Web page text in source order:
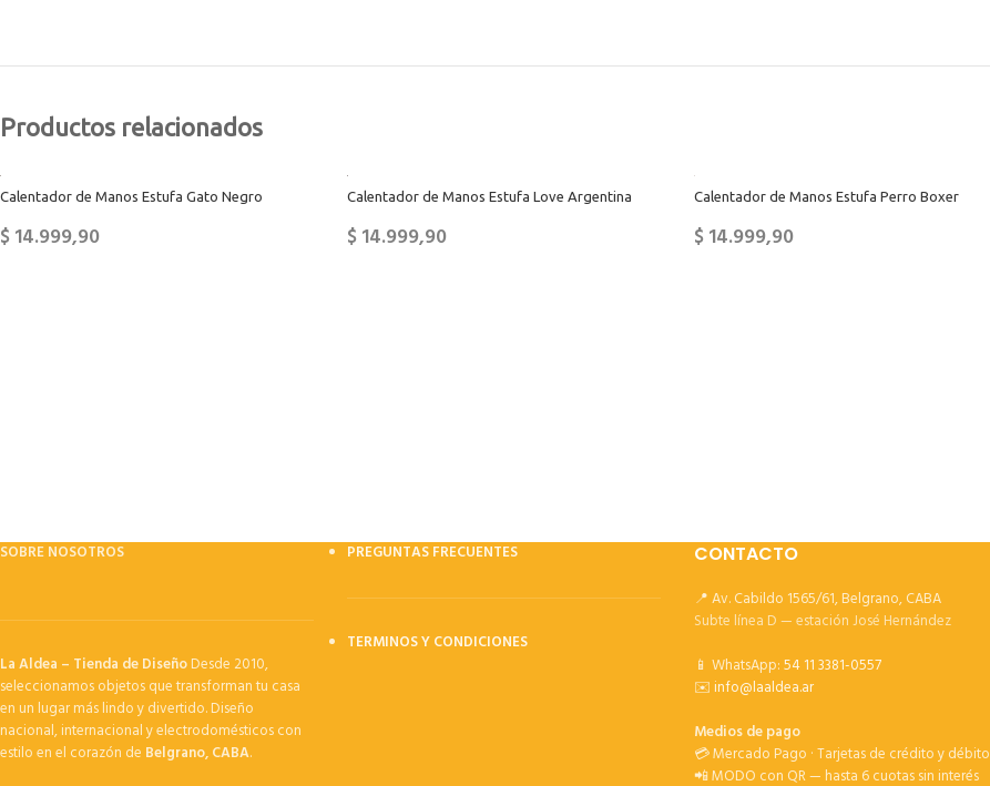
Productos relacionados
Calentador de Manos Estufa Gato Negro
$14.999,90
Calentador de Manos Estufa Love Argentina
$14.999,90
Calentador de Manos Estufa Perro Boxer
$14.999,90
SOBRE NOSOTROS
La Aldea – Tienda de DiseñoDesde 2010,
seleccionamos objetos que transforman tu casa
en un lugar más lindo y divertido. Diseño
nacional, internacional y electrodomésticos con
estilo en el corazón de Belgrano, CABA.
PREGUNTAS FRECUENTES
TERMINOS Y CONDICIONES
CONTACTO
📍 Av. Cabildo 1565/61, Belgrano, CABA
Subte línea D — estación José Hernández
📱 WhatsApp:54 11 3381-0557
✉️info@laaldea.ar
Medios de pago
💳 Mercado Pago · Tarjetas de crédito y débito
📲 MODO con QR — hasta 6 cuotas sin interés